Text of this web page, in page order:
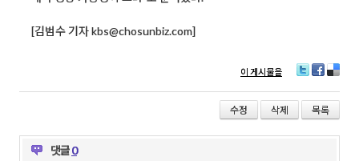
[김범수 기자 kbs@chosunbiz.com]
이 게시물을
wi
er
ce
bo
ok
eli
ci
ou
s
수정 삭제 목록
댓글0